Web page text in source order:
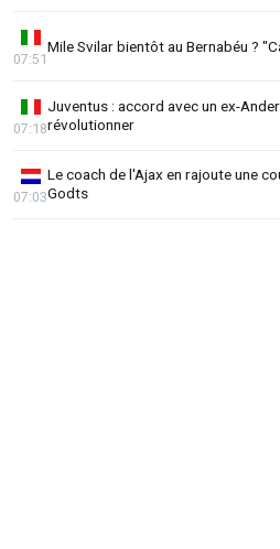
Mile Svilar bientôt au Bernabéu ?
07:51
Juventus : accord avec un ex-
révolutionner
07:18
Le coach de l'Ajax en rajoute une
Godts
07:03